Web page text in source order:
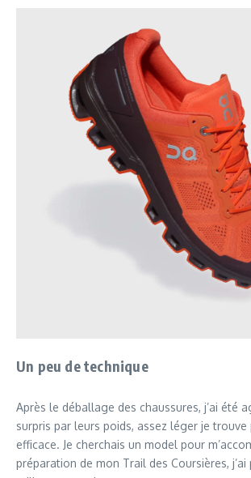
Un peu de technique
Après le déballage des chaussures, j’ai été
surpris par leurs poids, assez léger je
efficace. Je cherchais un model pour
préparation de mon Trail des Coursières, j’ai